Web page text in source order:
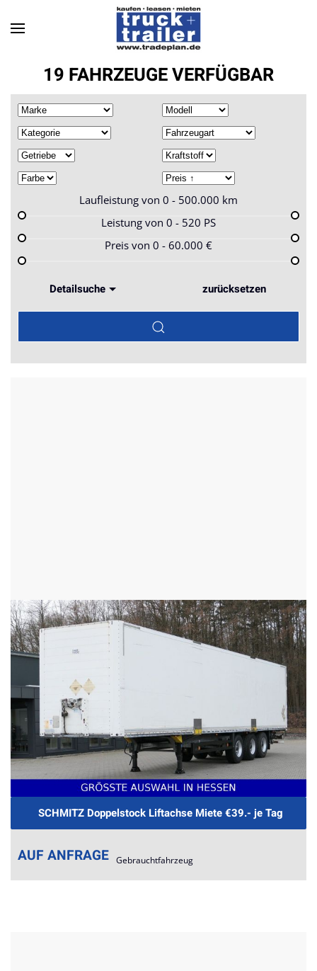
Skip to main content
19 FAHRZEUGE VERFÜGBAR
Laufleistung von 0 - 500.000 km
Leistung von 0 - 520 PS
Preis von 0 - 60.000 €
Detailsuche zurücksetzen
SCHMITZ Doppelstock Liftachse Miete €39.- je Tag
AUF ANFRAGE Gebrauchtfahrzeug